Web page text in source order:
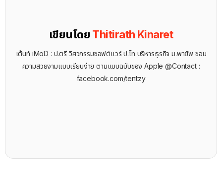
เขียนโดย Thitirath Kinaret
เต้นท์ iMoD : ป.ตรี วิศวกรรมซอฟต์แวร์ ป.โท บริหารธุรกิจ ม.พายัพ ชอบ
ความสวยงามแบบเรียบง่าย ตามแบบฉบับของ Apple @Contact :
facebook.com/tentzy